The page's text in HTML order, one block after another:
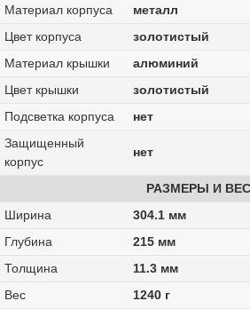
Материал корпуса
металл
Цвет корпуса
золотистый
Материал крышки
алюминий
Цвет крышки
золотистый
Подсветка корпуса
нет
Защищенный
корпус
нет
РАЗМЕРЫ И ВЕС
Ширина
304.1 мм
Глубина
215 мм
Толщина
11.3 мм
Вес
1240 г